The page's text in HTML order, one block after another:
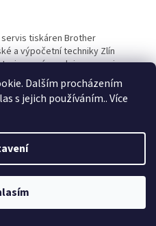
Dalším procházením
s jejich používáním.. Více
tiskáren Brother
a výpočetní techniky Zlín
prodejce a servis
Shoptet
. Všechna práva vyhrazena.